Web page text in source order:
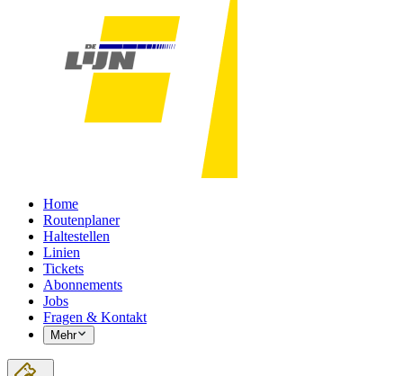
Home
Routenplaner
Haltestellen
Linien
Tickets
Abonnements
Jobs
Fragen & Kontakt
Mehr